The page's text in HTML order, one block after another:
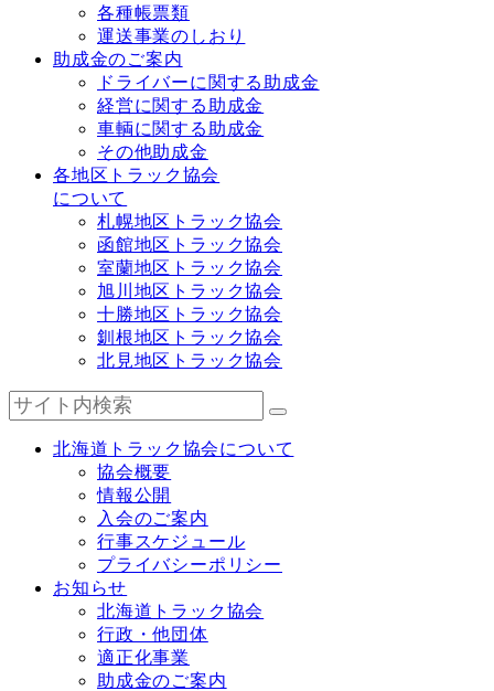
各種帳票類
運送事業のしおり
助成金のご案内
ドライバーに関する助成金
経営に関する助成金
車輌に関する助成金
その他助成金
各地区トラック協会
について
札幌地区トラック協会
函館地区トラック協会
室蘭地区トラック協会
旭川地区トラック協会
十勝地区トラック協会
釧根地区トラック協会
北見地区トラック協会
北海道トラック協会について
協会概要
情報公開
入会のご案内
行事スケジュール
プライバシーポリシー
お知らせ
北海道トラック協会
行政・他団体
適正化事業
助成金のご案内